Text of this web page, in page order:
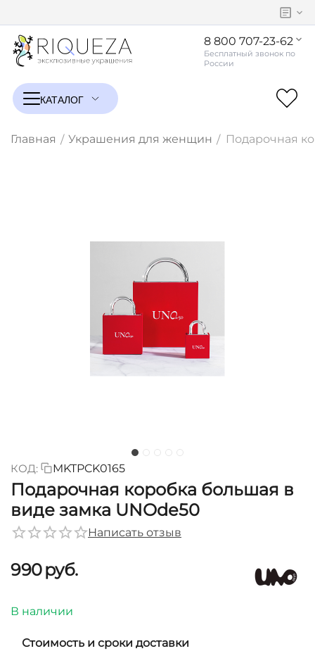
8 800 707-23-62
Главная / Украшения для женщин / Подарочная
КОД: MKTPCK0165
Подарочная коробка большая в
виде замка UNOde50
Написать отзыв
‍990‍руб.
В наличии
Стоимость и сроки доставки